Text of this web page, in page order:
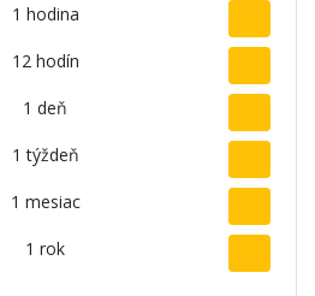
1 hodina
12 hodín
1 deň
1 týždeň
1 mesiac
1 rok